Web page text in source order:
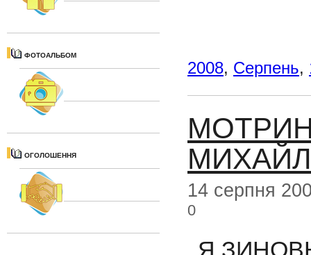
ФОТОАЛЬБОМ
ОГОЛОШЕННЯ
2008, Серпень,
14 серпня
0